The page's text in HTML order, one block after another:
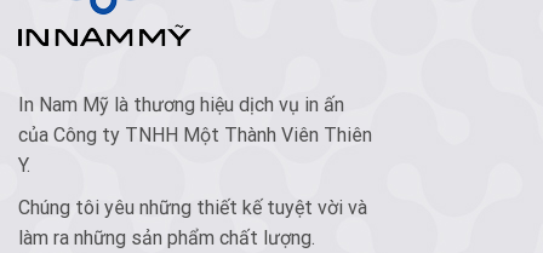
In Nam Mỹ là thương hiệu dịch vụ in ấn
của Công ty TNHH Một Thành Viên Thiên
Y.
Chúng tôi yêu những thiết kế tuyệt vời và
làm ra những sản phẩm chất lượng.